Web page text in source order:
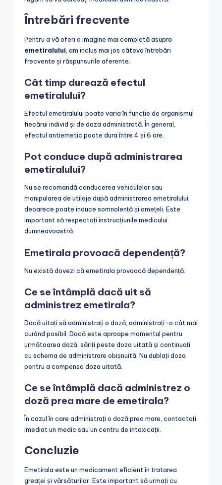
Întrebări frecvente
Pentru a vă oferi o imagine mai completă asupra
emetiralului , am inclus mai jos câteva întrebări
frecvente și răspunsurile aferente.
Cât timp durează efectul
emetiralului?
Efectul emetiralului poate varia în funcție de organismul
fiecărui individ și de doza administrată. În general,
efectul antiemetic poate dura între 4 și 6 ore.
Pot conduce după administrarea
emetiralului?
Nu se recomandă conducerea vehiculelor sau
manipularea de utilaje după administrarea emetiralului,
deoarece poate induce somnolență și amețeli. Este
important să respectați instrucțiunile medicului
dumneavoastră.
Emetirala provoacă dependență?
Nu există dovezi că emetirala provoacă dependență.
Ce se întâmplă dacă uit să
administrez emetirala?
Dacă uitați să administrați o doză, administrați-o cât mai
curând posibil. Dacă este aproape momentul pentru
următoarea doză, săriți peste doza uitată și continuați
cu schema de administrare obișnuită. Nu dublați doza
pentru a compensa doza uitată.
Ce se întâmplă dacă administrez o
doză prea mare de emetirala?
În cazul în care administrați o doză prea mare, contactați
imediat un medic sau un centru de intoxicații.
Concluzie
Emetirala este un medicament eficient în tratarea
greaței și vărsăturilor. Este important să urmați cu